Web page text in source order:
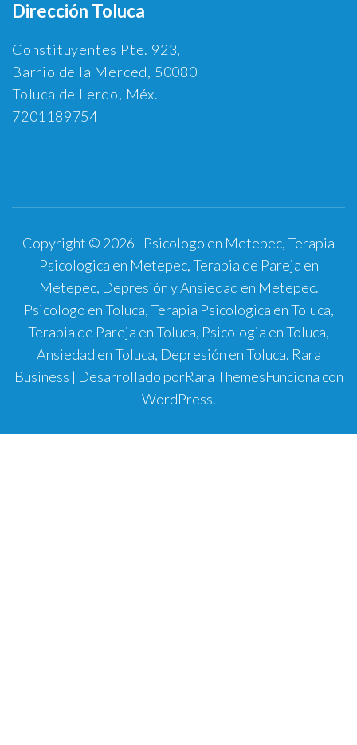
Dirección Toluca
Constituyentes Pte. 923,
Barrio de la Merced, 50080
Toluca de Lerdo, Méx.
7201189754
Copyright © 2026 | Psicologo en Metepec, Terapia
Psicologica en Metepec, Terapia de Pareja en
Metepec, Depresión y Ansiedad en Metepec.
Psicologo en Toluca, Terapia Psicologica en Toluca,
Terapia de Pareja en Toluca, Psicologia en Toluca,
Ansiedad en Toluca, Depresión en Toluca. Rara
Business | Desarrollado porRara ThemesFunciona con
WordPress.